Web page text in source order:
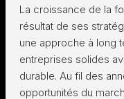
La croissance de la
résultat de ses
une approche à long
entreprises solides
durable. Au fil des
opportunités du